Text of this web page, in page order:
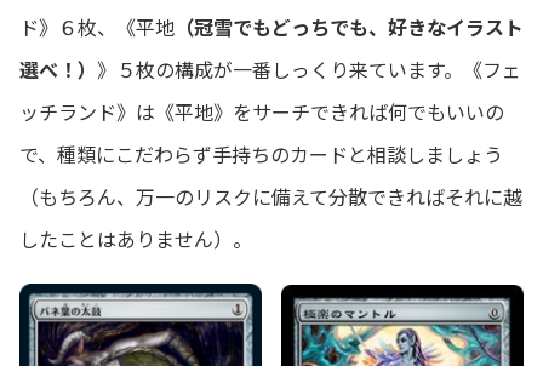
ド》６枚、《平地 （冠雪でもどっちでも、好きなイラスト
選べ！） 》５枚の構成が一番しっくり来ています。《フェ
ッチランド》は《平地》をサーチできれば何でもいいの
で、種類にこだわらず手持ちのカードと相談しましょう
（もちろん、万一のリスクに備えて分散できればそれに越
したことはありません）。